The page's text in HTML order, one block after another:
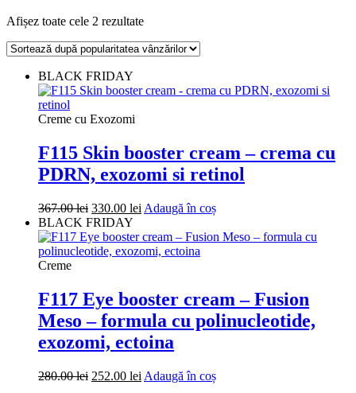
Afișez toate cele 2 rezultateSortat
popularitate
BLACK FRIDAY
Creme cu Exozomi
F115 Skin booster cream – crema cu
PDRN, exozomi si retinol
367.00lei Prețul
inițial
a
fost:
330.00 lei Prețul
este:
330.00 lei.
Adaugă în coș
BLACK FRIDAY
Creme
F117 Eye booster cream – Fusion
Meso – formula cu polinucleotide,
exozomi, ectoina
280.00lei Prețul
252.00 lei Prețul
Adaugă în coș